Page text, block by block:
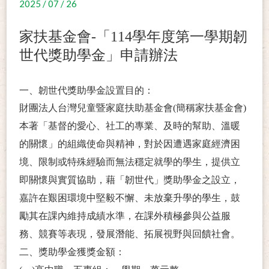
2025 / 07 / 26
家扶基金會-「114學年度第一學期韌
世代獎助學金」申請辦法
一、韌世代獎助學金設置目的：
財團法人台灣兒童暨家庭扶助基金會(簡稱家扶基金會)
本著「基督的愛心、社工的專業、及時的幫助、溫暖
的關懷」的組織使命與精神，對於因遭遇家庭經濟困
境、限制或特殊經驗而無法穩定就學的學生，提供立
即關懷與實質協助，藉「韌世代」獎助學金之設立，
嘉許在艱困環境中堅毅不懈、未放棄升學的學生，鼓
勵其在課內維持成績水準，在課外積極參與公益服
務、競賽等表現，發展潛能、拓展視野與回饋社會。
二、獎助學金獲獎金額：